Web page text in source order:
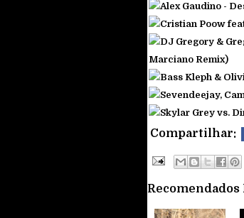
Alex Gaudino -
Cristian Poow
DJ Gregory &
Marciano Remix)
Bass Kleph &
Sevendeejay,
Skylar Grey vs.
Compartilhar:
Recomendados